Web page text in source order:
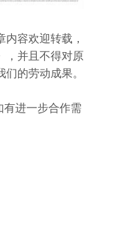
内容欢迎转载，
，并且不得对原
的劳动成果。
有进一步合作需